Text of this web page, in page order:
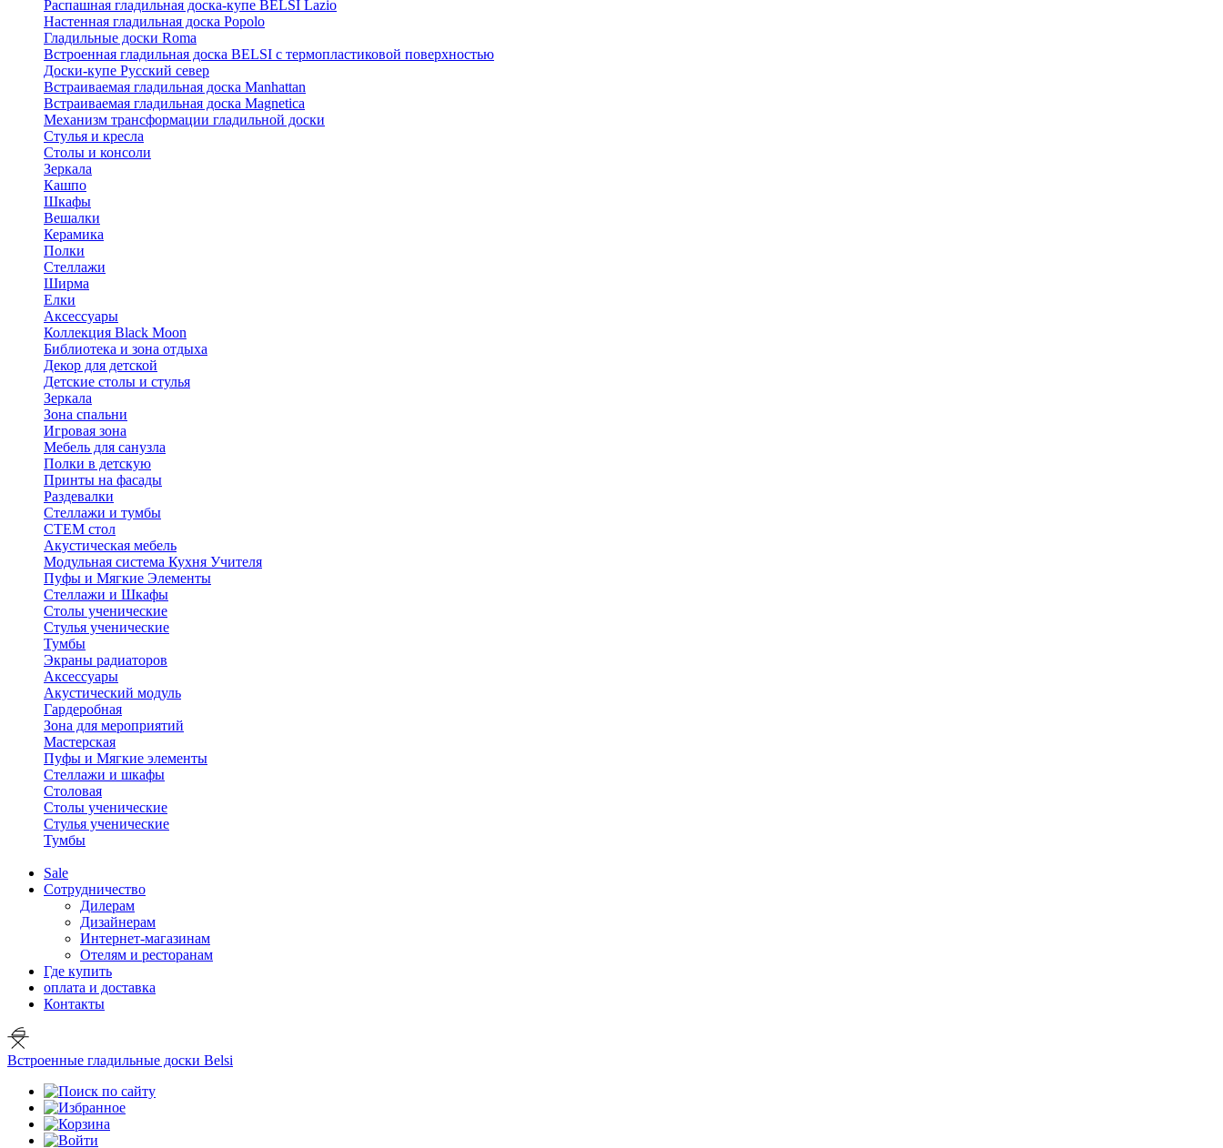
Распашная гладильная доска-купе BELSI Lazio
Настенная гладильная доска Popolo
Гладильные доски Roma
Встроенная гладильная доска BELSI с термопластиковой поверхностью
Доски-купе Русский север
Встраиваемая гладильная доска Manhattan
Встраиваемая гладильная доска Magnetica
Механизм трансформации гладильной доски
Стyлья и кресла
Столы и консоли
Зеркала
Кашпо
Шкафы
Вешалки
Керамика
Полки
Стеллажи
Ширма
Елки
Аксессуары
Коллекция Black Moon
Библиотека и зона отдыха
Декор для детской
Детские столы и стулья
Зеркала
Зона спальни
Игровая зона
Мебель для санузла
Полки в детскую
Принты на фасады
Раздевалки
Стеллажи и тумбы
СТЕМ стол
Акустическая мебель
Модульная система Кухня Учителя
Пуфы и Мягкие Элементы
Стеллажи и Шкафы
Столы ученические
Стулья ученические
Тумбы
Экраны радиаторов
Аксессуары
Акустический модуль
Гардеробная
Зона для мероприятий
Мастерская
Пуфы и Мягкие элементы
Стеллажи и шкафы
Столовая
Столы ученические
Стулья ученические
Тумбы
Sale
Сотрудничество
Дилерам
Дизайнерам
Интернет-магазинам
Отелям и ресторанам
Где купить
оплата и доставка
Контакты
Встроенные гладильные доски Belsi